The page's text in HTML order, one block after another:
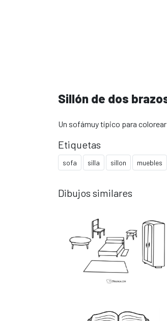
Sillón de dos
Un sofámuy típico para
Etiquetas
sofa silla sillon muebles
Dibujos similares